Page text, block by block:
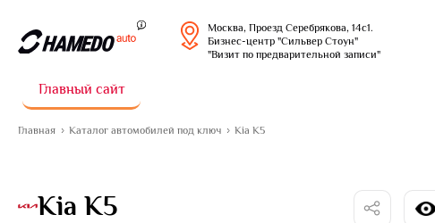
Москва, Проезд Серебрякова, 14с1.
Бизнес-центр "Сильвер Стоун"
"Визит по предварительной записи"
Главный сайт
Главная Каталог автомобилей под ключ Kia K5
Kia K5